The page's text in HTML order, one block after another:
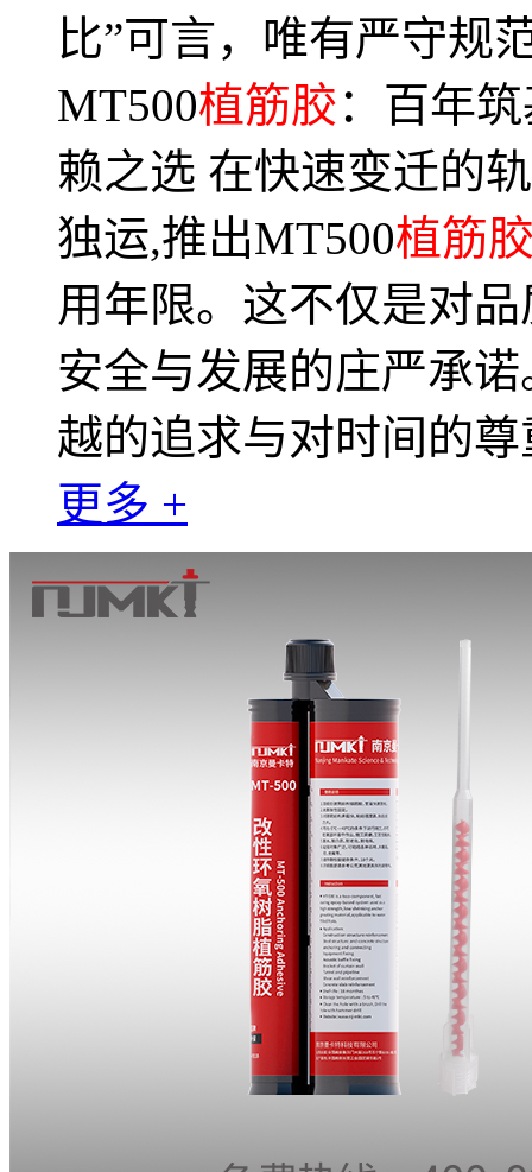
比”可言，唯有严守规
MT500植筋胶：百年
赖之选 在快速变迁的
独运,推出MT500植筋
用年限。这不仅是对
安全与发展的庄严承
越的追求与对时间的尊
更多 +